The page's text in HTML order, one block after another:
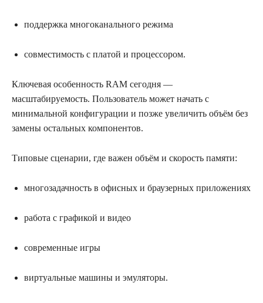
поддержка многоканального режима
совместимость с платой и процессором.
Ключевая особенность RАМ сегодня —
масштабируемость. Пользователь может начать с
минимальной конфигурации и позже увеличить объём без
замены остальных компонентов.
Типовые сценарии, где важен объём и скорость памяти:
многозадачность в офисных и браузерных приложениях
работа с графикой и видео
современные игры
виртуальные машины и эмуляторы.